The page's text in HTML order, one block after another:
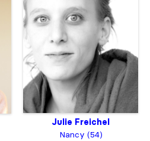
Julie Freichel
Nancy (54)